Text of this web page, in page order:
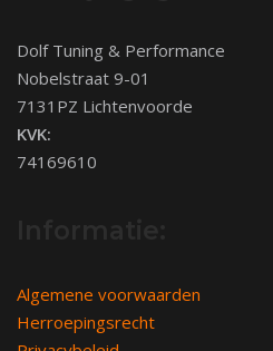
Dolf Tuning & Performance
Nobelstraat 9-01
7131PZ Lichtenvoorde
KVK:
74169610
Algemene voorwaarden
Herroepingsrecht